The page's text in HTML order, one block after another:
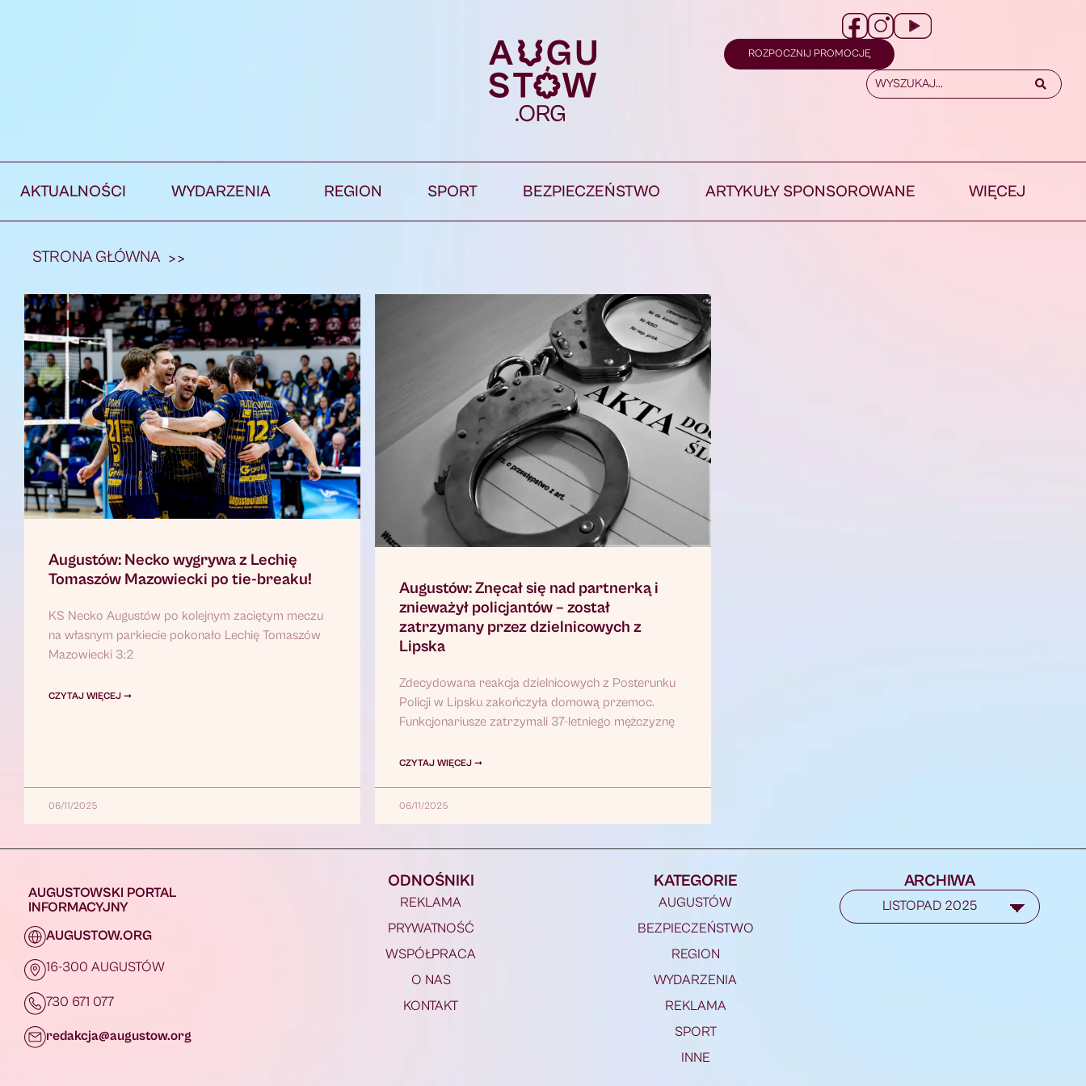
ROZPOCZNIJ PROMOCJĘ
AKTUALNOŚCI WYDARZENIA REGION SPORT BEZPIECZEŃSTWO ARTYKUŁY SPONSOROWANE WIĘCEJ
STRONA GŁÓWNA >>
Augustów: Necko wygrywa z Lechię
Tomaszów Mazowiecki po tie-breaku!
KS Necko Augustów po kolejnym zaciętym meczu
na własnym parkiecie pokonało Lechię Tomaszów
Mazowiecki 3:2
CZYTAJ WIĘCEJ ➞
06/11/2025
Augustów: Znęcał się nad partnerką i
znieważył policjantów – został
zatrzymany przez dzielnicowych z
Lipska
Zdecydowana reakcja dzielnicowych z Posterunku
Policji w Lipsku zakończyła domową przemoc.
Funkcjonariusze zatrzymali 37-letniego mężczyznę
CZYTAJ WIĘCEJ ➞
06/11/2025
AUGUSTOWSKI PORTAL
INFORMACYJNY
AUGUSTOW.ORG
16-300 AUGUSTÓW
730 671 077
redakcja@augustow.org
ODNOŚNIKI
REKLAMA
PRYWATNOŚĆ
WSPÓŁPRACA
O NAS
KONTAKT
KATEGORIE
AUGUSTÓW
BEZPIECZEŃSTWO
REGION
WYDARZENIA
REKLAMA
SPORT
INNE
ARCHIWA